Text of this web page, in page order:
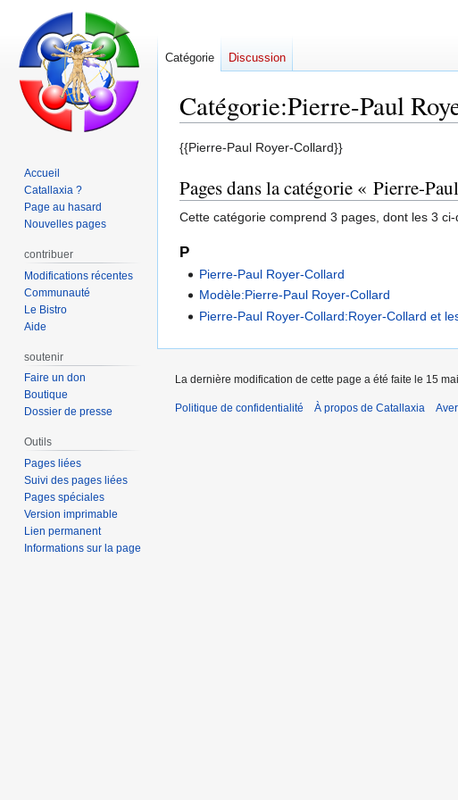
Catégorie:Pierre-Paul
Aller
la
navigation
Aller
la
recherche
{{Pierre-Paul Royer-Collard}}
Pages dans la catégorie « Pierre-
Cette catégorie comprend 3 pages, dont les 3 ci-
P
Pierre-Paul Royer-Collard
Modèle:Pierre-Paul Royer-Collard
Pierre-Paul Royer-Collard:Royer-Collard et
Catégorie Discussion
Accueil
Catallaxia ?
Page au hasard
Nouvelles pages
contribuer
Modifications récentes
Communauté
Le Bistro
Aide
soutenir
Faire un don
Boutique
Dossier de presse
Outils
Pages liées
Suivi des pages liées
Pages spéciales
Version imprimable
Lien permanent
Informations sur la page
La dernière modification de cette page a été faite le 15
Politique de confidentialité À propos de Catallaxia